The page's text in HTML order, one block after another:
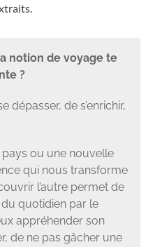
notion de voyage te
?
dépasser, de s’enrichir,
ou une nouvelle
qui nous transforme
l’autre permet de
quotidien par le
appréhender son
de ne pas gâcher une